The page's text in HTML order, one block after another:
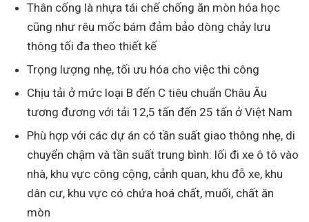
Thân cống là nhựa tái chế chống ăn mòn hóa học
cũng như rêu mốc bám đảm bảo dòng chảy lưu
thông tối đa theo thiết kế
Trọng lượng nhẹ, tối ưu hóa cho việc thi công
Chịu tải ở mức loại B đến C tiêu chuẩn Châu Âu
tương đương với tải 12,5 tấn đến 25 tấn ở Việt Nam
Phù hợp với các dự án có tần suất giao thông nhẹ, di
chuyển chậm và tần suất trung bình: lối đi xe ô tô vào
nhà, khu vực công cộng, cảnh quan, khu đỗ xe, khu
dân cư, khu vực có chứa hoá chất, muối, chất ăn
mòn